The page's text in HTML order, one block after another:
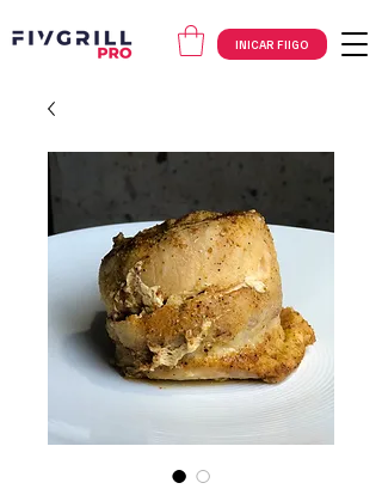
INICAR FIIGO